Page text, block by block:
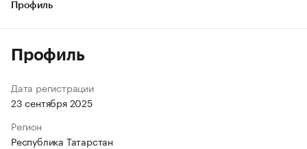
Профиль
Профиль
Дата регистрации
23 сентября 2025
Регион
Республика Татарстан